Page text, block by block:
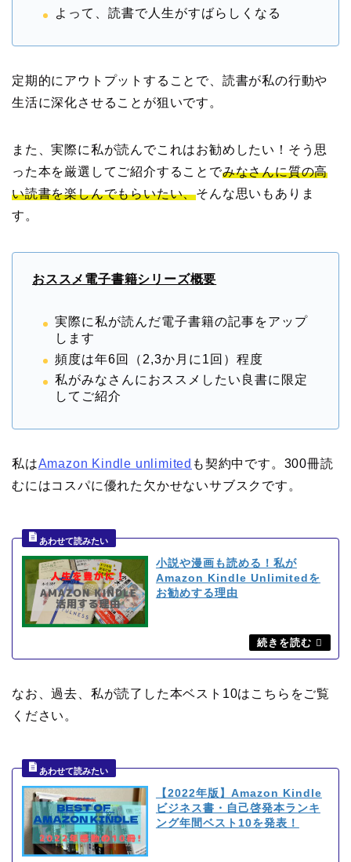
よって、読書で人生がすばらしくなる
定期的にアウトプットすることで、読書が私の行動や
生活に深化させることが狙いです。
また、実際に私が読んでこれはお勧めしたい！そう思
った本を厳選してご紹介することでみなさんに質の高
い読書を楽しんでもらいたい、そんな思いもありま
す。
おススメ電子書籍シリーズ概要
実際に私が読んだ電子書籍の記事をアップ
します
頻度は年6回（2,3か月に1回）程度
私がみなさんにおススメしたい良書に限定
してご紹介
私はAmazon Kindle unlimited も契約中です。300冊読
むにはコスパに優れた欠かせないサブスクです。
小説や漫画も読める！私が
Amazon Kindle Unlimitedを
お勧めする理由
なお、過去、私が読了した本ベスト10はこちらをご覧
ください。
【2022年版】Amazon Kindle
ビジネス書・自己啓発本ランキ
ング年間ベスト10を発表！